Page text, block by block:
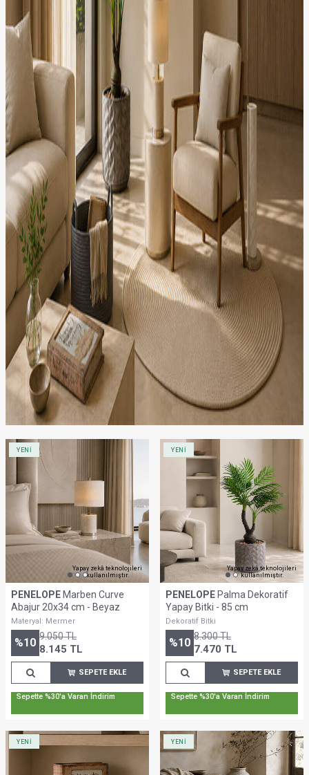
Yapay zekâ teknolojileri
kullanılmıştır.
YENİ
PENELOPE Marben Curve
Abajur 20x34 cm - Beyaz
Materyal: Mermer
%10 9.050TL
8.145 TL
SEPETE EKLE
Sepette %30'a Varan İndirim
Yapay zekâ teknolojileri
kullanılmıştır.
YENİ
PENELOPE Palma Dekoratif
Yapay Bitki - 85 cm
Dekoratif Bitki
%10 8.300TL
7.470 TL
SEPETE EKLE
Sepette %30'a Varan İndirim
YENİ YENİ